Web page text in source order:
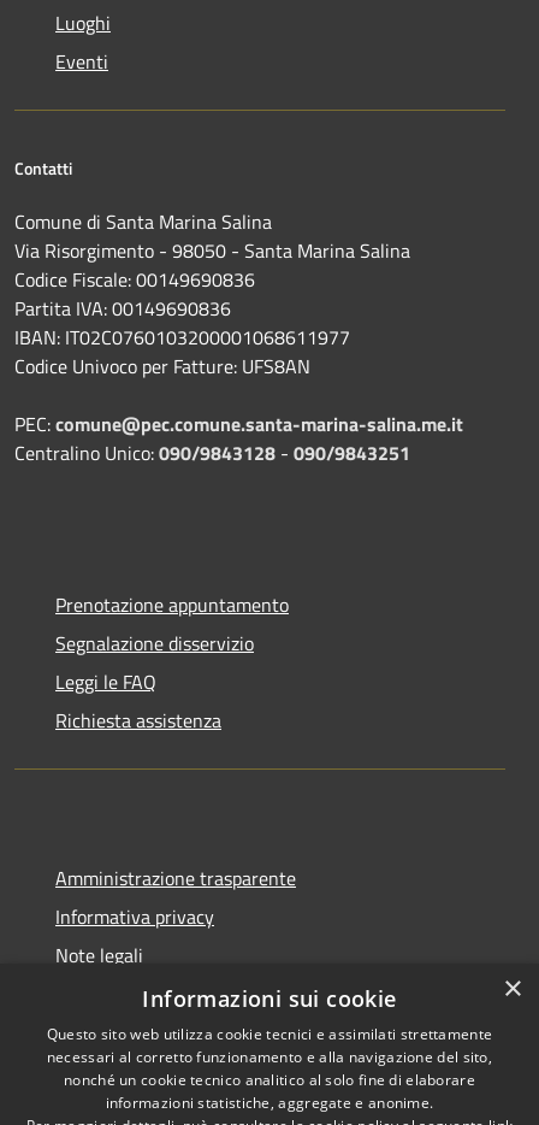
Luoghi
Eventi
Contatti
Comune di Santa Marina Salina
Via Risorgimento - 98050 - Santa Marina Salina
Codice Fiscale: 00149690836
Partita IVA: 00149690836
IBAN: IT02C0760103200001068611977
Codice Univoco per Fatture: UFS8AN
PEC:comune@pec.comune.santa-marina-salina.me.it
Centralino Unico:090/9843128 - 090/9843251
Prenotazione appuntamento
Segnalazione disservizio
Leggi le FAQ
Richiesta assistenza
Amministrazione trasparente
Informativa privacy
Note legali
Dichiarazione di accessibilità
RSS Copyright © 2026 • Comune di
×
Informazioni sui cookie
Questo sito web utilizza cookie tecnici e assimilati strettamente
necessari al corretto funzionamento e alla navigazione del sito,
nonché un cookie tecnico analitico al solo fine di elaborare
informazioni statistiche, aggregate e anonime.